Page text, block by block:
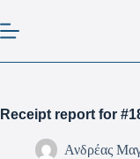
Receipt report for
Ανδρέας